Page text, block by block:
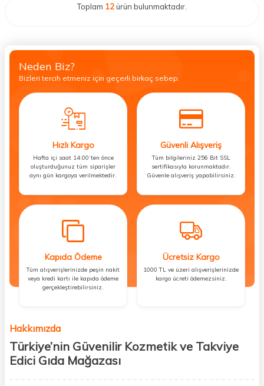
Toplam 12ürün bulunmaktadır.
Neden Biz?
Bizleri tercih etmeniz için geçerli birkaç sebep.
Hızlı Kargo
Hafta içi saat 14:00’ten önce
oluşturduğunuz tüm siparişler
aynı gün kargoya verilmektedir.
Güvenli Alışveriş
Tüm bilgileriniz 256 Bit SSL
sertifikasıyla korunmaktadır.
Güvenle alışveriş yapabilirsiniz.
Kapıda Ödeme
Tüm alışverişlerinizde peşin nakit
veya kredi kartı ile kapıda ödeme
gerçekleştirebilirsiniz.
Ücretsiz Kargo
1000 TL ve üzeri alışverişlerinizde
kargo ücreti ödemezsiniz.
Hakkımızda
Türkiye’nin Güvenilir Kozmetik ve Takviye
Edici Gıda Mağazası